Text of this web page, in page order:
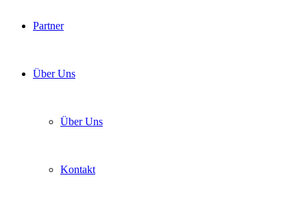
Partner
Über Uns
Über Uns
Kontakt